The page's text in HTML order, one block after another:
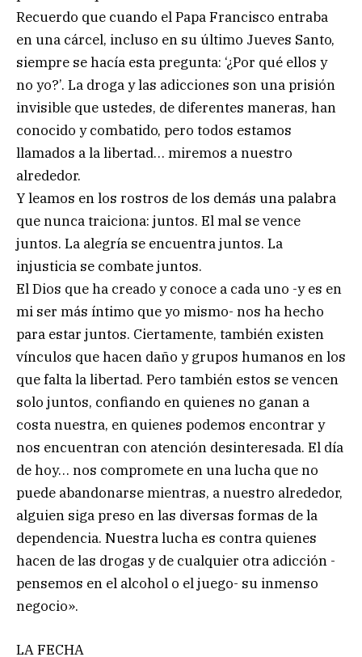
Recuerdo que cuando el Papa Francisco entraba
en una cárcel, incluso en su último Jueves Santo,
siempre se hacía esta pregunta: ‘¿Por qué ellos y
no yo?’. La droga y las adicciones son una prisión
invisible que ustedes, de diferentes maneras, han
conocido y combatido, pero todos estamos
llamados a la libertad… miremos a nuestro
alrededor.
Y leamos en los rostros de los demás una palabra
que nunca traiciona: juntos. El mal se vence
juntos. La alegría se encuentra juntos. La
injusticia se combate juntos.
El Dios que ha creado y conoce a cada uno -y es en
mi ser más íntimo que yo mismo- nos ha hecho
para estar juntos. Ciertamente, también existen
vínculos que hacen daño y grupos humanos en los
que falta la libertad. Pero también estos se vencen
solo juntos, confiando en quienes no ganan a
costa nuestra, en quienes podemos encontrar y
nos encuentran con atención desinteresada. El día
de hoy… nos compromete en una lucha que no
puede abandonarse mientras, a nuestro alrededor,
alguien siga preso en las diversas formas de la
dependencia. Nuestra lucha es contra quienes
hacen de las drogas y de cualquier otra adicción -
pensemos en el alcohol o el juego- su inmenso
negocio».
LA FECHA